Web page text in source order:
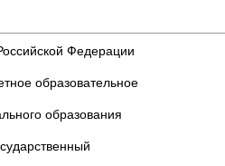
Федерации
образовательное
образования